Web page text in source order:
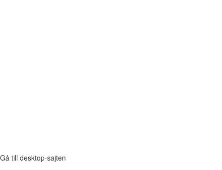
Gå till desktop-sajten